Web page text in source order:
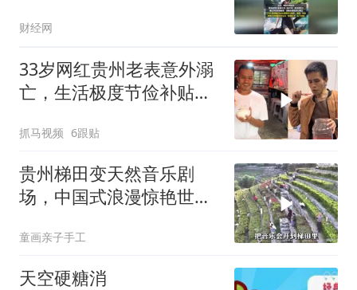
伴漂服务，已责令运营公
司停业整顿，将依法依规
处理
财经网
33岁网红贵州老表意外溺
亡，生活极度节俭补贴家
抓马视频 6跟贴
贵州梯田变天然音乐剧
场，中国式浪漫惊艳世
童画亲子手工
天空硬糖消